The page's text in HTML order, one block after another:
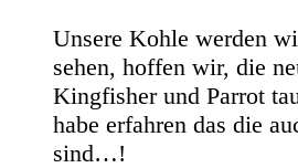
Unsere Kohle werden
sehen, hoffen wir, die
Kingfisher und Parrot
habe erfahren das die
sind…!